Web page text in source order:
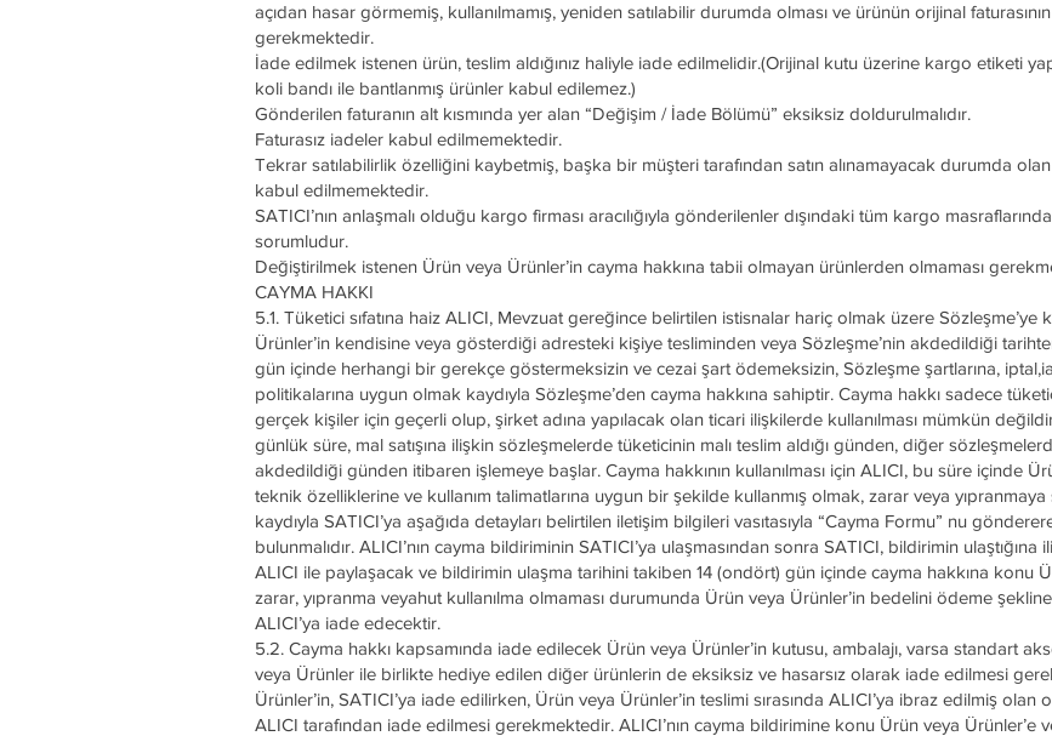
açıdan hasar görmemiş, kullanılmamış, yeniden satılabilir durumda olması ve ürünün orijinal
gerekmektedir.
İade edilmek istenen ürün, teslim aldığınız haliyle iade edilmelidir.(Orijinal kutu üzerine kargo etiketi
koli bandı ile bantlanmış ürünler kabul edilemez.)
Gönderilen faturanın alt kısmında yer alan “Değişim / İade Bölümü” eksiksiz doldurulmalıdır.
Faturasız iadeler kabul edilmemektedir.
Tekrar satılabilirlik özelliğini kaybetmiş, başka bir müşteri tarafından satın alınamayacak durumda
kabul edilmemektedir.
SATICI’nın anlaşmalı olduğu kargo firması aracılığıyla gönderilenler dışındaki tüm kargo
sorumludur.
Değiştirilmek istenen Ürün veya Ürünler’in cayma hakkına tabii olmayan ürünlerden olmaması
CAYMA HAKKI
5.1. Tüketici sıfatına haiz ALICI, Mevzuat gereğince belirtilen istisnalar hariç olmak üzere Sözleşme’ye
Ürünler’in kendisine veya gösterdiği adresteki kişiye tesliminden veya Sözleşme’nin akdedildiği
gün içinde herhangi bir gerekçe göstermeksizin ve cezai şart ödemeksizin, Sözleşme şartlarına,
politikalarına uygun olmak kaydıyla Sözleşme’den cayma hakkına sahiptir. Cayma hakkı sadece
gerçek kişiler için geçerli olup, şirket adına yapılacak olan ticari ilişkilerde kullanılması mümkün
günlük süre, mal satışına ilişkin sözleşmelerde tüketicinin malı teslim aldığı günden, diğer
akdedildiği günden itibaren işlemeye başlar. Cayma hakkının kullanılması için ALICI, bu süre içinde
teknik özelliklerine ve kullanım talimatlarına uygun bir şekilde kullanmış olmak, zarar veya
kaydıyla SATICI’ya aşağıda detayları belirtilen iletişim bilgileri vasıtasıyla “Cayma Formu” nu
bulunmalıdır. ALICI’nın cayma bildiriminin SATICI’ya ulaşmasından sonra SATICI, bildirimin ulaştığına
ALICI ile paylaşacak ve bildirimin ulaşma tarihini takiben 14 (ondört) gün içinde cayma hakkına konu
zarar, yıpranma veyahut kullanılma olmaması durumunda Ürün veya Ürünler’in bedelini ödeme
ALICI’ya iade edecektir.
5.2. Cayma hakkı kapsamında iade edilecek Ürün veya Ürünler’in kutusu, ambalajı, varsa standart
veya Ürünler ile birlikte hediye edilen diğer ürünlerin de eksiksiz ve hasarsız olarak iade edilmesi
Ürünler’in, SATICI’ya iade edilirken, Ürün veya Ürünler’in teslimi sırasında ALICI’ya ibraz edilmiş olan
ALICI tarafından iade edilmesi gerekmektedir. ALICI’nın cayma bildirimine konu Ürün veya Ürünler’e